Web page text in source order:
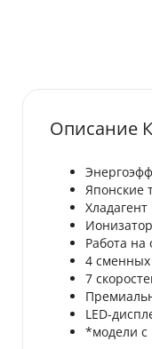
Описание
Японские
Хладагент
Работа на
4 сменных
7
LED-
*модели с